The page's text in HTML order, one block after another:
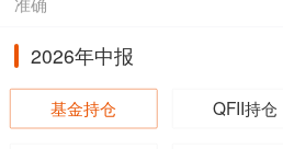
2026年中报
基金持仓 QFII持仓